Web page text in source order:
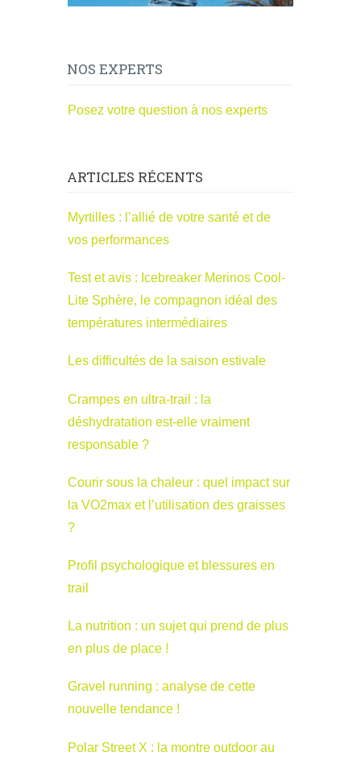
NOS EXPERTS
Posez votre question à nos experts
ARTICLES RÉCENTS
Myrtilles : l’allié de votre santé et de
vos performances
Test et avis : Icebreaker Merinos Cool-
Lite Sphère, le compagnon idéal des
températures intermédiaires
Les difficultés de la saison estivale
Crampes en ultra-trail : la
déshydratation est-elle vraiment
responsable ?
Courir sous la chaleur : quel impact sur
la VO2max et l’utilisation des graisses
?
Profil psychologique et blessures en
trail
La nutrition : un sujet qui prend de plus
en plus de place !
Gravel running : analyse de cette
nouvelle tendance !
Polar Street X : la montre outdoor au